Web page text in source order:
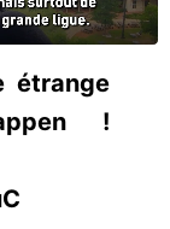
étrange
!